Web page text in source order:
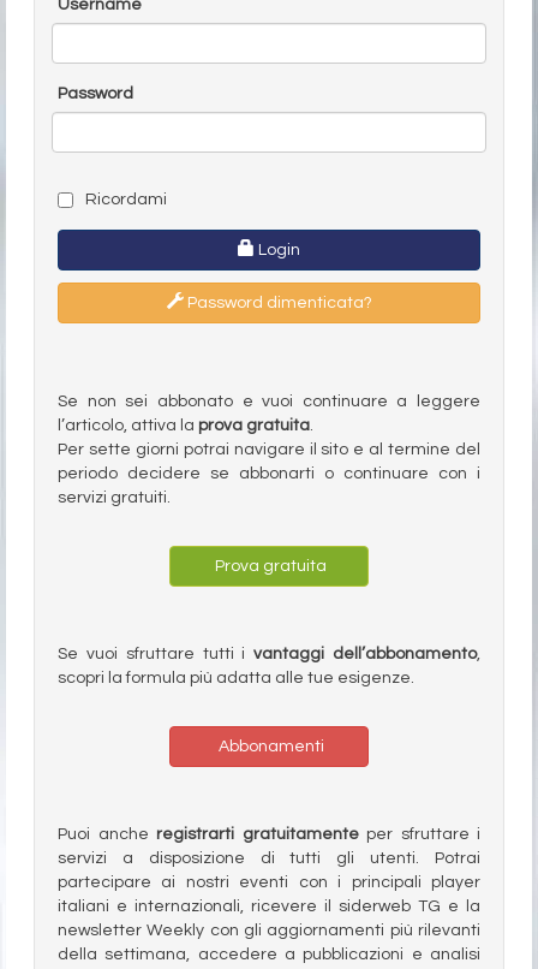
Username
Password
Ricordami
Login
Password dimenticata?
Se non sei abbonato e vuoi continuare a leggere
l’articolo, attiva la prova gratuita.
Per sette giorni potrai navigare il sito e al termine del
periodo decidere se abbonarti o continuare con i
servizi gratuiti.
Prova gratuita
Se vuoi sfruttare tutti ivantaggi dell’abbonamento,
scopri la formula più adatta alle tue esigenze.
Abbonamenti
Puoi anche registrarti gratuitamenteper sfruttare i
servizi a disposizione di tutti gli utenti. Potrai
partecipare ai nostri eventi con i principali player
italiani e internazionali, ricevere il siderweb TG e la
newsletter Weekly con gli aggiornamenti più rilevanti
della settimana, accedere a pubblicazioni e analisi